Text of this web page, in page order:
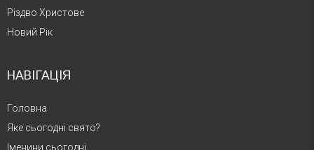
Різдво Христове
Новий Рік
НАВІГАЦІЯ
Головна
Яке сьогодні свято?
Іменини сьогодні